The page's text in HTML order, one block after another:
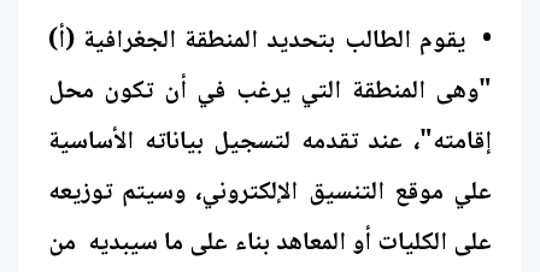
• يقوم الطالب بتحديد المنطقة الجغرافية (أ)
"وهى المنطقة التي يرغب في أن تكون محل
إقامته"، عند تقدمه لتسجيل بياناته الأساسية
علي موقع التنسيق الإلكتروني، وسيتم توزيعه
على الكليات أو المعاهد بناء على ما سيبديه من